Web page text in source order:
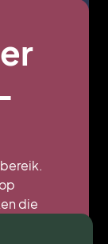
mode.
die